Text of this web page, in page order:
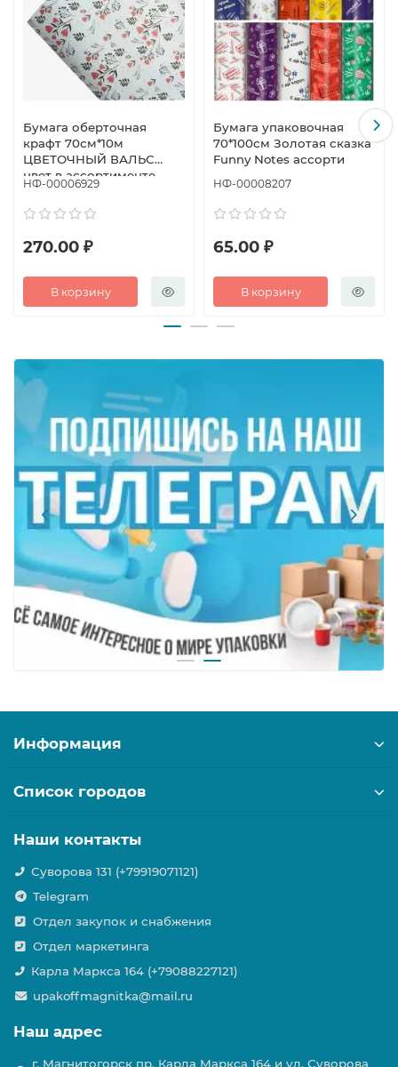
Бумага оберточная
крафт 70см*10м
ЦВЕТОЧНЫЙ ВАЛЬС
цвет в ассортименте
НФ-00006929
270.00 ₽
В корзину
Бумага упаковочная
70*100см Золотая сказка
Funny Notes ассорти
НФ-00008207
65.00 ₽
В корзину
Информация
Список городов
Наши контакты
Суворова 131 (+79919071121)
Telegram
Отдел закупок и снабжения
Отдел маркетинга
Карла Маркса 164 (+79088227121)
upakoffmagnitka@mail.ru
Наш адрес
г. Магнитогорск пр. Карла Маркса 164 и ул. Суворова